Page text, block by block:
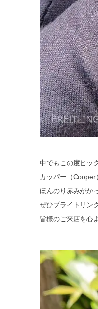
中でもこの度ピッ
カッパー（Cooper
ほんのり赤みがか
ぜひブライトリン
皆様のご来店を心